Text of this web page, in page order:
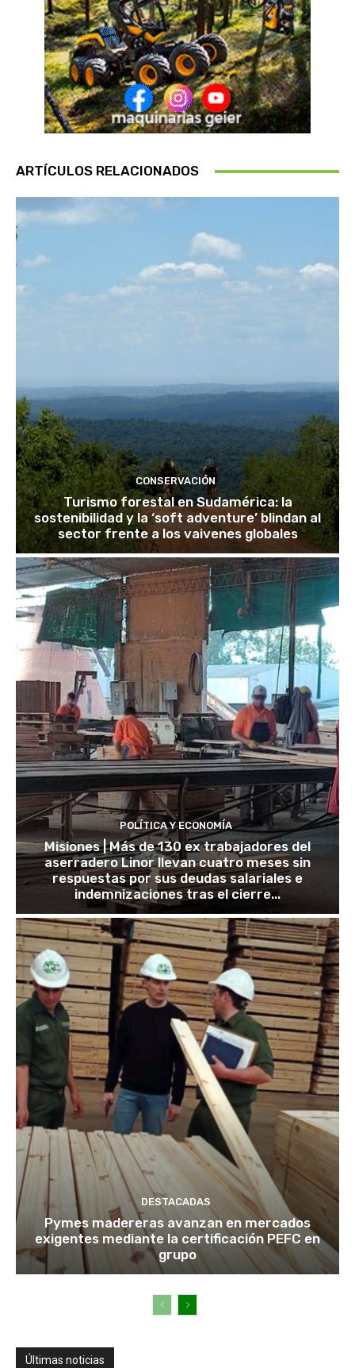
ARTÍCULOS RELACIONADOS
CONSERVACIÓN
Turismo forestal en Sudamérica: la
sostenibilidad y la ‘soft adventure’ blindan al
sector frente a los vaivenes globales
POLÍTICA Y ECONOMÍA
Misiones | Más de 130 ex trabajadores del
aserradero Linor llevan cuatro meses sin
respuestas por sus deudas salariales e
indemnizaciones tras el cierre...
DESTACADAS
Pymes madereras avanzan en mercados
exigentes mediante la certificación PEFC en
grupo
Últimas noticias